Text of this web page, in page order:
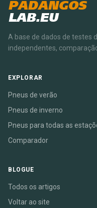
PADANGOS
LAB.EU
A base de dados de testes
independentes,
EXPLORAR
Pneus de verão
Pneus de inverno
Pneus para todas as
Comparador
BLOGUE
Todos os artigos
Voltar ao site